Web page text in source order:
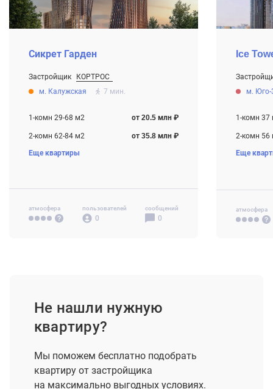
Сикрет Гарден
Застройщик
КОРТРОС
Котлован
м. Калужская 7 мин.
1-комн 29-68 м2 от 20.5 млн ₽
2-комн 62-84 м2 от 35.8 млн ₽
3-комн 81-122 м2
Еще квартиры
атмосфера пользователей
0
сообщений
0
Ice
Строится
м.
1-комн 37
2-комн 56
3-комн 86
Еще
атмосфера
Не нашли нужную
квартиру?
Мы поможем бесплатно подобрать
квартиру от застройщика
на максимально выгодных условиях.